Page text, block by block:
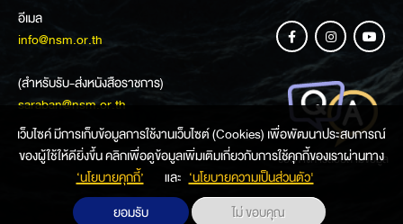
อีเมล
info@nsm.or.th
(สำหรับรับ-ส่งหนังสือราชการ)
saraban@nsm.or.th
ช่องทางการสอบถามข้อมูล
เว็บไซค์ มีการเก็บข้อมูลการใช้งานเว็บไซต์ (Cookies) เพื่อพัฒนาประสบการณ์
ของผู้ใช้ให้ดียิ่งขึ้น คลิกเพื่อดูข้อมูลเพิ่มเติมเกี่ยวกับการใช้คุกกี้ของเราผ่านทาง
‘นโยบายคุกกี้’
และ ‘นโยบายความเป็นส่วนตัว'
ยอมรับ
ไม่ ขอบคุณ